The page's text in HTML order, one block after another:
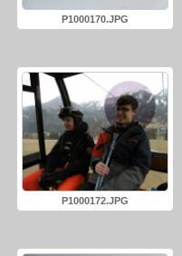
P1000170.JPG
P1000172.JPG